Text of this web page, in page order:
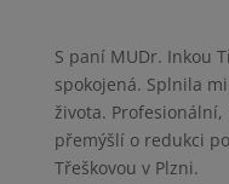
S paní MUDr. Inkou
spokojená. Splnila
života.
přemýšlí o redukci
Třeškovou v Plzni.